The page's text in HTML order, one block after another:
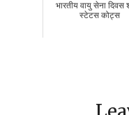
भारतीय वायु सेना दिवस
स्टेटस कोट्स